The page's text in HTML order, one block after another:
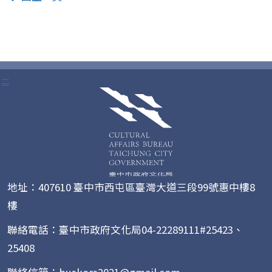
:::
地址：407610 臺中市西屯區臺灣大道三段99號惠中樓8
樓
聯絡電話：臺中市政府文化局04-22289111#25423、
25408